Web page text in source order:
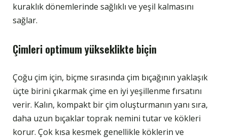
kuraklık dönemlerinde sağlıklı ve yeşil kalmasını
sağlar.
Çimleri optimum yükseklikte biçin
Çoğu çim için, biçme sırasında çim bıçağının yaklaşık
üçte birini çıkarmak çime en iyi yeşillenme fırsatını
verir. Kalın, kompakt bir çim oluşturmanın yanı sıra,
daha uzun bıçaklar toprak nemini tutar ve kökleri
korur. Çok kısa kesmek genellikle köklerin ve